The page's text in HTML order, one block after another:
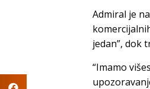
Admiral je
jedan”, dok
“Imamo